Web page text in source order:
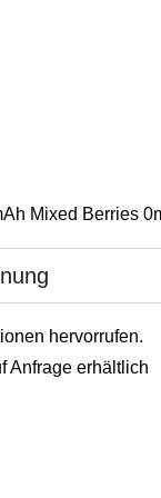
Mixed Berries
hervorrufen.
Anfrage erhältlich